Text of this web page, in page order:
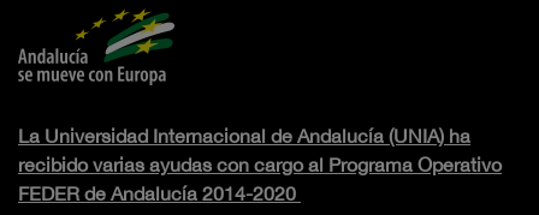
La Universidad Internacional de Andalucía (UNIA) ha
recibido varias ayudas con cargo al Programa Operativo
FEDER de Andalucía 2014-2020